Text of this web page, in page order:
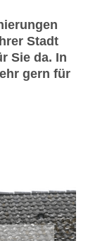
Stadt
Sie da. In
gern für